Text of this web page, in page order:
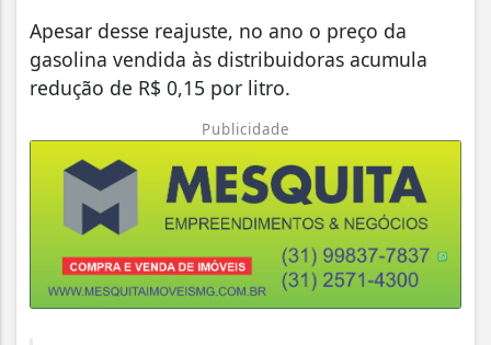
Apesar desse reajuste, no ano o preço da
gasolina vendida às distribuidoras acumula
redução de R$ 0,15 por litro.
Publicidade